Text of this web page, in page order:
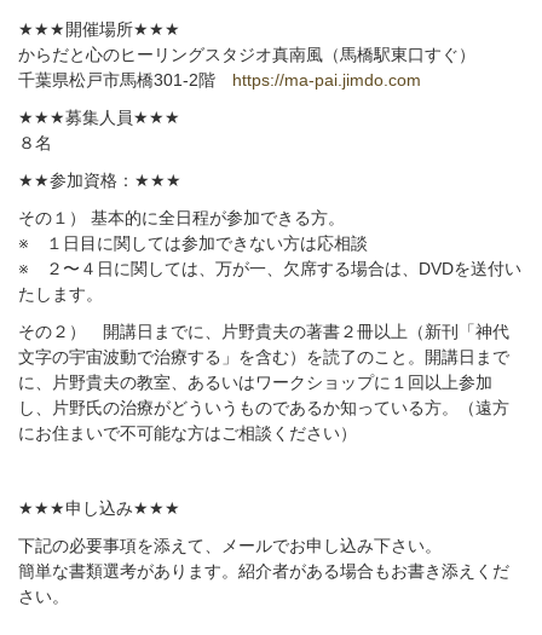
★★★開催場所★★★
からだと心のヒーリングスタジオ真南風（馬橋駅東口すぐ）
千葉県松戸市馬橋301-2階 https://ma-pai.jimdo.com
★★★募集人員★★★
８名
★★参加資格： ★★★
その１） 基本的に全日程が参加できる方。
※ １日目に関しては参加できない方は応相談
※ ２〜４日に関しては、万が一、欠席する場合は、 DVDを送付い
たします。
その２） 開講日までに、片野貴夫の著書２冊以上（新刊「神代
文字の宇宙波動で治療する」を含む）を読了のこと。開講日まで
に、片野貴夫の教室、あるいはワークショップに１回以上参加
し、片野氏の治療がどういうものであるか知っている方。（遠方
にお住まいで不可能な方はご相談ください）
★★★申し込み★★★
下記の必要事項を添えて、メールでお申し込み下さい。
簡単な書類選考があります。紹介者がある場合もお書き添えくだ
さい。